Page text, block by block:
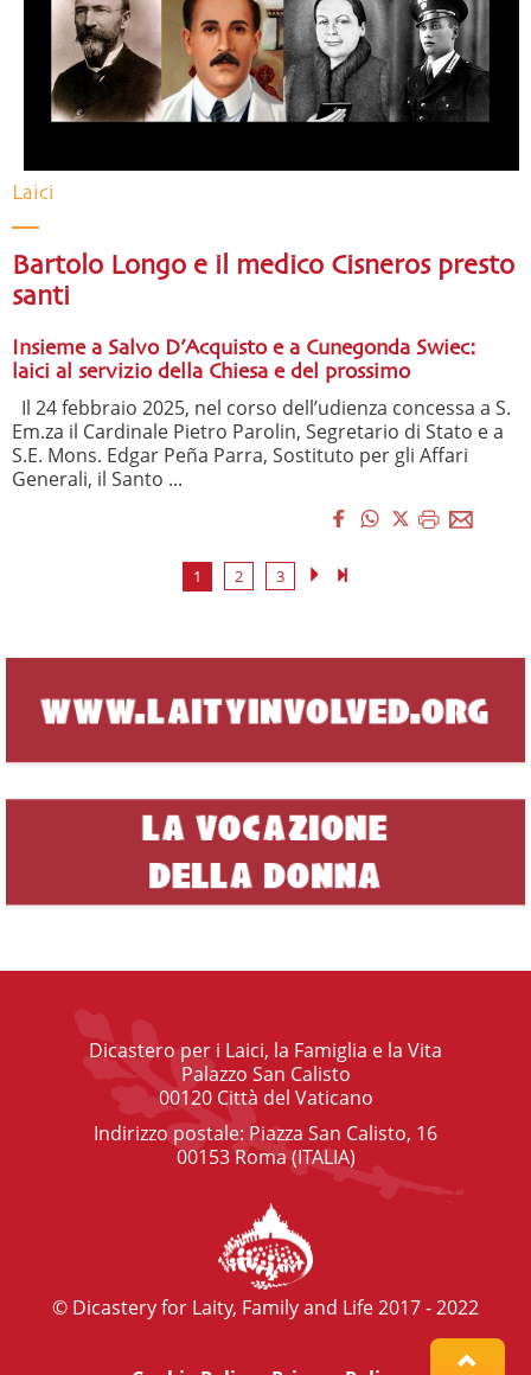
Laici
Bartolo Longo e il medico Cisneros presto
santi
Insieme a Salvo D’Acquisto e a Cunegonda Swiec:
laici al servizio della Chiesa e del prossimo
Il 24 febbraio 2025, nel corso dell’udienza concessa a S.
Em.za il Cardinale Pietro Parolin, Segretario di Stato e a
S.E. Mons. Edgar Peña Parra, Sostituto per gli Affari
Generali, il Santo ...
1 2 3
Dicastero per i Laici, la Famiglia e la Vita
Palazzo San Calisto
00120 Città del Vaticano
Indirizzo postale: Piazza San Calisto, 16
00153 Roma (ITALIA)
© Dicastery for Laity, Family and Life 2017 - 2022